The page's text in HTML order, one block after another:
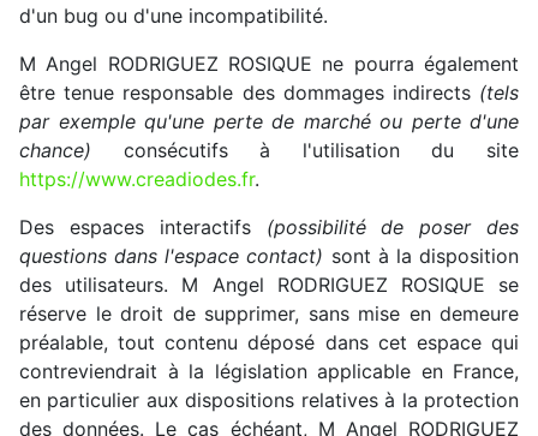
d'un bug ou d'une incompatibilité.
M Angel RODRIGUEZ ROSIQUE ne pourra également
être tenue responsable des dommages indirects (tels
par exemple qu'une perte de marché ou perte d'une
chance) consécutifs à l'utilisation du site
https://www.creadiodes.fr.
Des espaces interactifs (possibilité de poser des
questions dans l'espace contact) sont à la disposition
des utilisateurs. M Angel RODRIGUEZ ROSIQUE se
réserve le droit de supprimer, sans mise en demeure
préalable, tout contenu déposé dans cet espace qui
contreviendrait à la législation applicable en France,
en particulier aux dispositions relatives à la protection
des données. Le cas échéant, M Angel RODRIGUEZ